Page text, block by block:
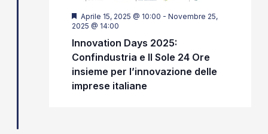
Segnalati
Aprile 15, 2025 @ 10:00 - Novembre 25,
2025 @ 14:00
Innovation Days 2025:
Confindustria e Il Sole 24 Ore
insieme per l’innovazione delle
imprese italiane